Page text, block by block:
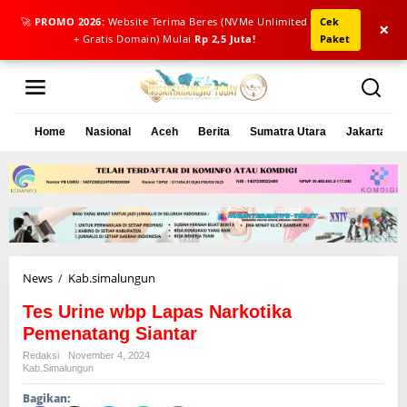
🚀 PROMO 2026: Website Terima Beres (NVMe Unlimited
+ Gratis Domain) Mulai Rp 2,5 Juta!
Cek
Paket
×
L
Home Nasional Aceh Berita Sumatra Utara Jakarta
News / Kab.simalungun
s
U
n
Tes Urine wbp Lapas Narkotika
Pemenatang Siantar
Redaksi
November 4, 2024
Kab.simalungun
Bagikan: